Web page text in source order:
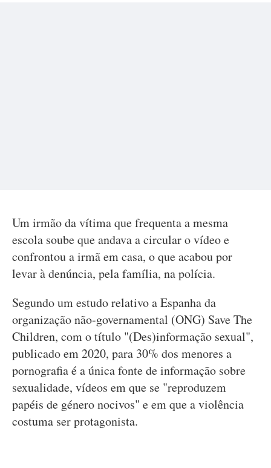
Um irmão da vítima que frequenta a mesma
escola soube que andava a circular o vídeo e
confrontou a irmã em casa, o que acabou por
levar à denúncia, pela família, na polícia.
Segundo um estudo relativo a Espanha da
organização não-governamental (ONG) Save The
Children, com o título "(Des)informação sexual",
publicado em 2020, para 30% dos menores a
pornografia é a única fonte de informação sobre
sexualidade, vídeos em que se "reproduzem
papéis de género nocivos" e em que a violência
costuma ser protagonista.